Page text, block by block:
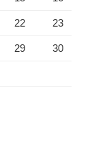
22 23
29 30